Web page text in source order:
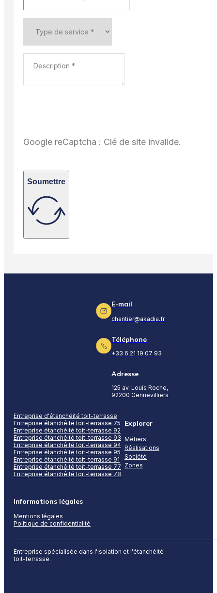
Google reCaptcha : Clé de site invalide.
Soumettre
E-mail
chantier@akadia.fr
Téléphone
+33 6 21 19 07 93
Adresse
125 av. Louis Roche,
92200 Gennevilliers
Entreprise spécialisée dans l'isolation et l'étanchéité
toit-terrasse.
Entreprise d'étanchéité toit-terrasse
Entreprise étanchéité toit-terrasse 75
Entreprise étanchéité toit-terrasse 92
Entreprise étanchéité toit-terrasse 93
Entreprise étanchéité toit-terrasse 94
Entreprise étanchéité toit-terrasse 95
Entreprise étanchéité toit-terrasse 91
Entreprise étanchéité toit-terrasse 77
Entreprise étanchéité toit-terrasse 78
Explorer
Métiers
Réalisations
Société
Zones
Informations légales
Mentions légales
Politique de confidentialité